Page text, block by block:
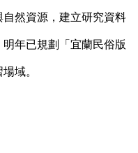
然資源，建立研究資料
年已規劃「宜蘭民俗版
域。